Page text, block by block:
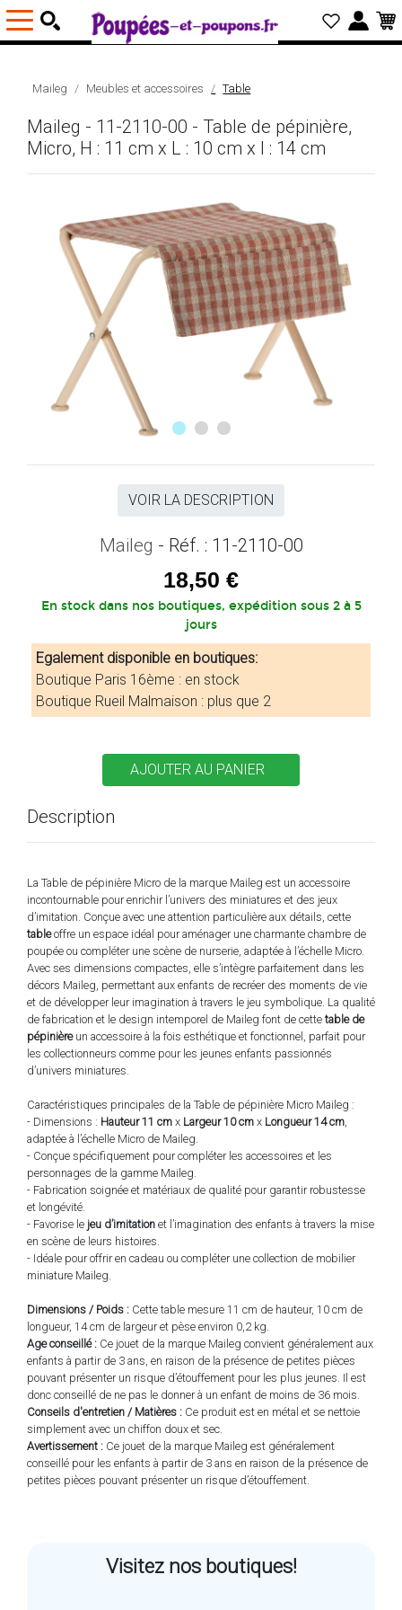
Maileg Meubles et accessoires Table
Maileg - 11-2110-00 - Table de pépinière,
Micro, H : 11 cm x L : 10 cm x l : 14 cm
VOIR LA DESCRIPTION
Maileg - Réf. : 11-2110-00
18,50 €
En stock dans nos boutiques, expédition sous 2 à 5
jours
Egalement disponible en boutiques:
Boutique Paris 16ème : en stock
Boutique Rueil Malmaison : plus que 2
Description
La Table de pépinière Micro de la marque Maileg est un accessoire
incontournable pour enrichir l’univers des miniatures et des jeux
d’imitation. Conçue avec une attention particulière aux détails, cette
tableoffre un espace idéal pour aménager une charmante chambre de
poupée ou compléter une scène de nurserie, adaptée à l’échelle Micro.
Avec ses dimensions compactes, elle s’intègre parfaitement dans les
décors Maileg, permettant aux enfants de recréer des moments de vie
et de développer leur imagination à travers le jeu symbolique. La qualité
de fabrication et le design intemporel de Maileg font de cette table de
pépinièreun accessoire à la fois esthétique et fonctionnel, parfait pour
les collectionneurs comme pour les jeunes enfants passionnés
d’univers miniatures.
Caractéristiques principales de la Table de pépinière Micro Maileg :
- Dimensions : Hauteur 11 cm x Largeur 10 cm x Longueur 14 cm
adaptée à l’échelle Micro de Maileg.
- Conçue spécifiquement pour compléter les accessoires et les
personnages de la gamme Maileg.
- Fabrication soignée et matériaux de qualité pour garantir robustesse
et longévité.
- Favorise le jeu d’imitation et l’imagination des enfants à travers la mise
en scène de leurs histoires.
- Idéale pour offrir en cadeau ou compléter une collection de mobilier
miniature Maileg.
Dimensions / Poids : Cette table mesure 11 cm de hauteur, 10 cm de
longueur, 14 cm de largeur et pèse environ 0,2 kg.
Age conseillé : Ce jouet de la marque Maileg convient généralement aux
enfants à partir de 3 ans, en raison de la présence de petites pièces
pouvant présenter un risque d’étouffement pour les plus jeunes. Il est
donc conseillé de ne pas le donner à un enfant de moins de 36 mois.
Conseils d'entretien / Matières : Ce produit est en métal et se nettoie
simplement avec un chiffon doux et sec.
Avertissement : Ce jouet de la marque Maileg est généralement
conseillé pour les enfants à partir de 3 ans en raison de la présence de
petites pièces pouvant présenter un risque d’étouffement.
Visitez nos boutiques!